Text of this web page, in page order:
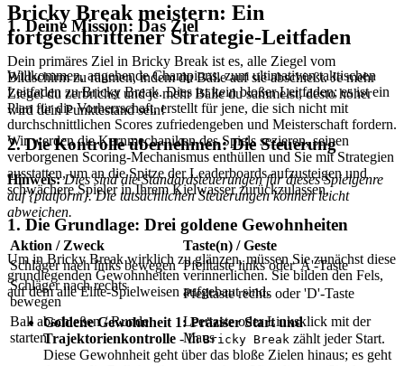
1. Deine Mission: Das Ziel
Dein primäres Ziel in Bricky Break ist es, alle Ziegel vom
Bildschirm zu räumen, indem du Bälle auf sie abschießt. Je mehr
Ziegel du zerbrichst und je mehr Bälle du sammelst, desto höher
wird dein Punktestand sein!
2. Die Kontrolle übernehmen: Die Steuerung
Hinweis: Dies sind die Standardsteuerungen für dieses Spielgenre
auf {platform}. Die tatsächlichen Steuerungen können leicht
abweichen.
Aktion / Zweck
Taste(n) / Geste
Schläger nach links bewegen Pfeiltaste links oder 'A'-Taste
Schläger nach rechts
bewegen
Pfeiltaste rechts oder 'D'-Taste
Ball abschießen / Runde
starten
Leertaste oder Linksklick mit der
Maus
Bricky Break meistern: Ein
fortgeschrittener Strategie-Leitfaden
Willkommen, angehende Champions, zum ultimativen taktischen
Leitfaden zu Bricky Break. Dies ist kein bloßer Leitfaden; es ist ein
Plan für die Vorherrschaft, erstellt für jene, die sich nicht mit
durchschnittlichen Scores zufriedengeben und Meisterschaft fordern.
Wir werden die Kernmechaniken des Spiels sezieren, seinen
verborgenen Scoring-Mechanismus enthüllen und Sie mit Strategien
ausstatten, um an die Spitze der Leaderboards aufzusteigen und
schwächere Spieler in Ihrem Kielwasser zurückzulassen.
1. Die Grundlage: Drei goldene Gewohnheiten
Um in Bricky Break wirklich zu glänzen, müssen Sie zunächst diese
grundlegenden Gewohnheiten verinnerlichen. Sie bilden den Fels,
auf dem alle Elite-Spielweisen aufgebaut sind.
Goldene Gewohnheit 1: Präziser Start und
Trajektorienkontrolle - InBricky Break zählt jeder Start.
Diese Gewohnheit geht über das bloße Zielen hinaus; es geht